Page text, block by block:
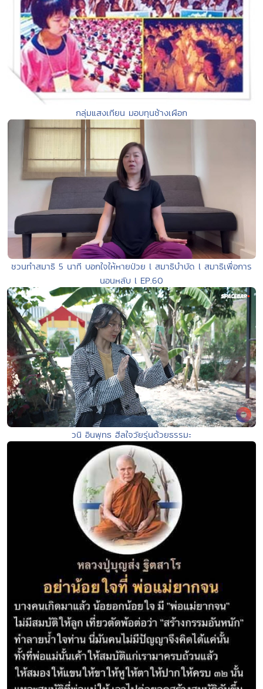
กลุ่มแสงเทียน มอบทุนช้างเผือก
ชวนทำสมาธิ 5 นาที บอกใจให้หายป่วย l สมาธิบำบัด l สมาธิเพื่อการ
นอนหลับ l EP.60
วนิ อินพุทธ ฮีลใจวัยรุ่นด้วยธรรมะ